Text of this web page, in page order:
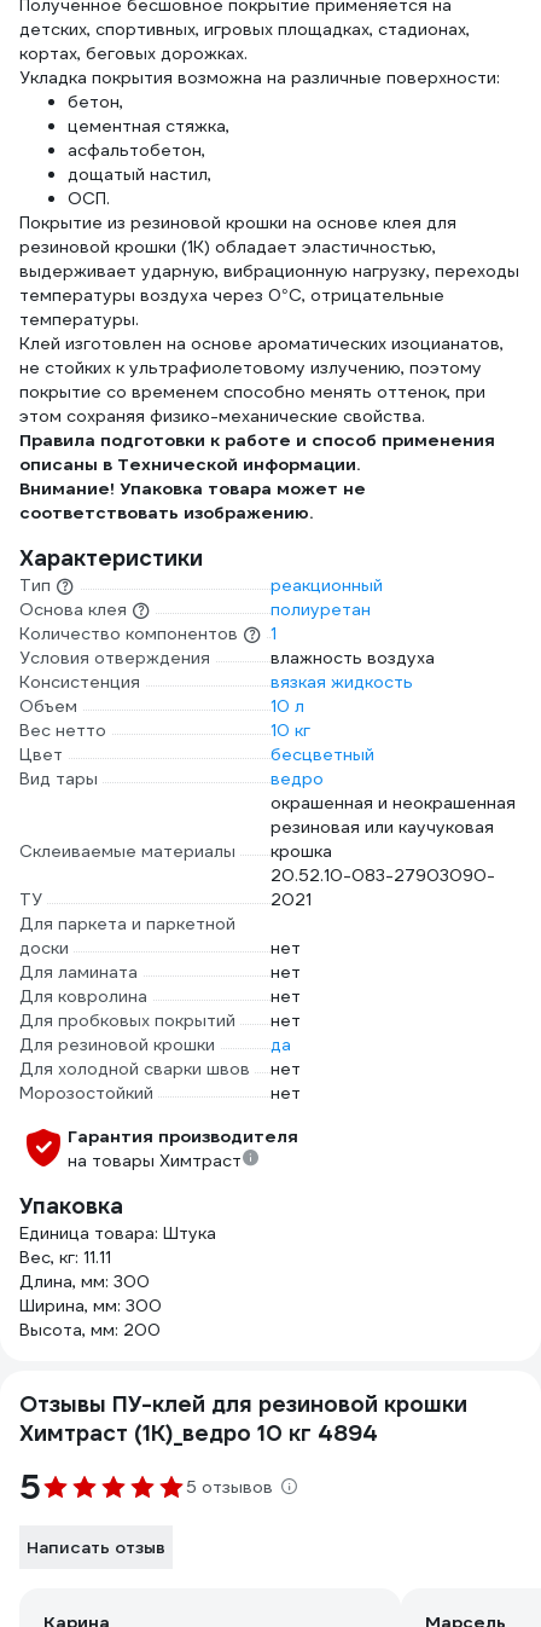
Полученное бесшовное покрытие применяется на
детских, спортивных, игровых площадках, стадионах,
кортах, беговых дорожках.
Укладка покрытия возможна на различные поверхности:
бетон,
цементная стяжка,
асфальтобетон,
дощатый настил,
ОСП.
Покрытие из резиновой крошки на основе клея для
резиновой крошки (1К) обладает эластичностью,
выдерживает ударную, вибрационную нагрузку, переходы
температуры воздуха через 0°С, отрицательные
температуры.
Клей изготовлен на основе ароматических изоцианатов,
не стойких к ультрафиолетовому излучению, поэтому
покрытие со временем способно менять оттенок, при
этом сохраняя физико-механические свойства.
Правила подготовки к работе и способ применения
описаны в Технической информации.
Внимание! Упаковка товара может не
соответствовать изображению.
Характеристики
Тип
реакционный
Основа клея
полиуретан
Количество компонентов
1
Условия отверждения
влажность воздуха
Консистенция
вязкая жидкость
Объем
10 л
Вес нетто
10 кг
Цвет
бесцветный
Вид тары
ведро
Склеиваемые материалы
окрашенная и неокрашенная
резиновая или каучуковая
крошка
ТУ
20.52.10-083-27903090-
2021
Для паркета и паркетной
доски
нет
Для ламината
нет
Для ковролина
нет
Для пробковых покрытий
нет
Для резиновой крошки
да
Для холодной сварки швов
нет
Морозостойкий
нет
Гарантия производителя
на товары Химтраст
Упаковка
Единица товара: Штука
Вес, кг: 11.11
Длина, мм: 300
Ширина, мм: 300
Высота, мм: 200
Отзывы ПУ-клей для резиновой крошки
Химтраст (1К)_ведро 10 кг 4894
5 5 отзывов
Написать отзыв
Карина Марсель